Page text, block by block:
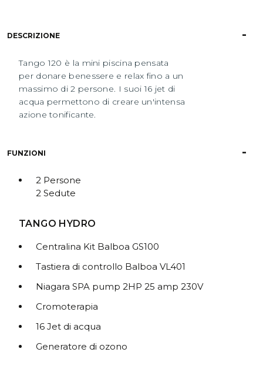
DESCRIZIONE
Tango 120 è la mini piscina pensata
per donare benessere e relax fino a un
massimo di 2 persone. I suoi 16 jet di
acqua permettono di creare un'intensa
azione tonificante.
FUNZIONI
2 Persone
2 Sedute
TANGO HYDRO
Centralina Kit Balboa GS100
Tastiera di controllo Balboa VL401
Niagara SPA pump 2HP 25 amp 230V
Cromoterapia
16 Jet di acqua
Generatore di ozono